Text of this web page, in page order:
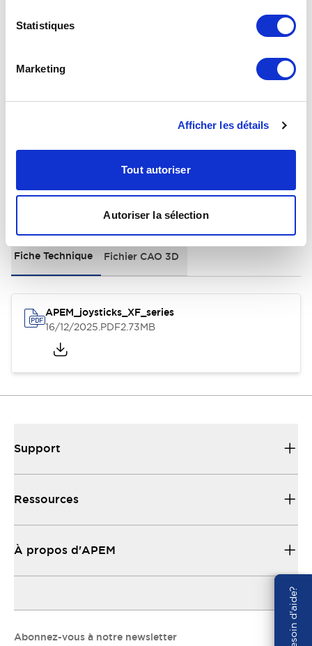
Statistiques
Marketing
Afficher les détails
Tout autoriser
Autoriser la sélection
Besoin d'aide?
Spécifications Tout développer+
Documents et fichiers
Fiche Technique Fichier CAO 3D
APEM_joysticks_XF_series
16/12/2025.PDF2.73MB
Support
Ressources
À propos d'APEM
Abonnez-vous à notre newsletter